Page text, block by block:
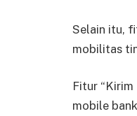
Selain itu,
mobilitas
Fitur
mobile